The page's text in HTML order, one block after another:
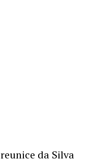
da Silva